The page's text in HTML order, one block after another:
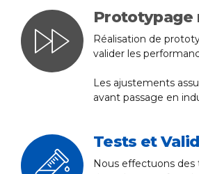
Prototypage
Réalisation de
valider les
Les ajustements
avant passage en
Tests et
Nous effectuons